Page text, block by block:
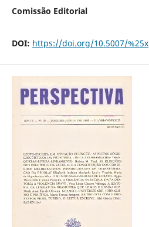
Comissão Editorial
DOI: https://doi.org/10.5007/%25x